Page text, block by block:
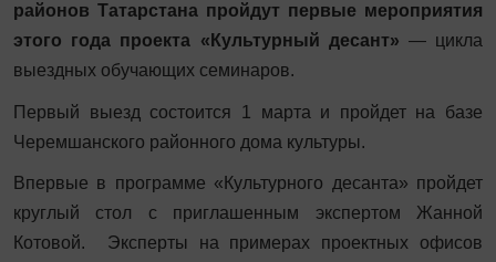
районов Татарстана пройдут первые мероприятия
этого года проекта «Культурный десант» —цикла
выездных обучающих семинаров.
Первый выезд состоится 1 марта и пройдет на базе
Черемшанского районного дома культуры.
Впервые в программе «Культурного десанта» пройдет
круглый стол с приглашенным экспертом Жанной
Котовой. Эксперты на примерах проектных офисов